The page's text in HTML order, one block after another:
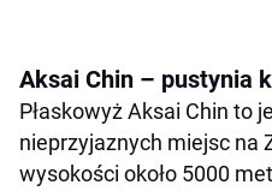
Aksai Chin – pustynia
Płaskowyż Aksai Chin to
nieprzyjaznych miejsc na
wysokości około 5000